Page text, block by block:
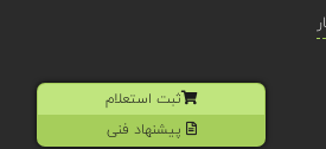
ثبت استعلام
پیشنهاد فنی